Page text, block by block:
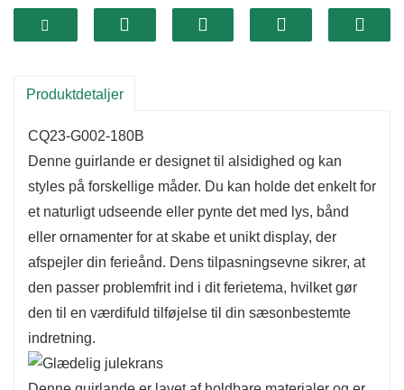
Det rige grønt skaber en festlig atmosfære, der
byder gæster velkommen i dit hjem.
Produktdetaljer
CQ23-G002-180B
Denne guirlande er designet til alsidighed og kan
styles på forskellige måder. Du kan holde det enkelt for
et naturligt udseende eller pynte det med lys, bånd
eller ornamenter for at skabe et unikt display, der
afspejler din ferieånd. Dens tilpasningsevne sikrer, at
den passer problemfrit ind i dit ferietema, hvilket gør
den til en værdifuld tilføjelse til din sæsonbestemte
indretning.